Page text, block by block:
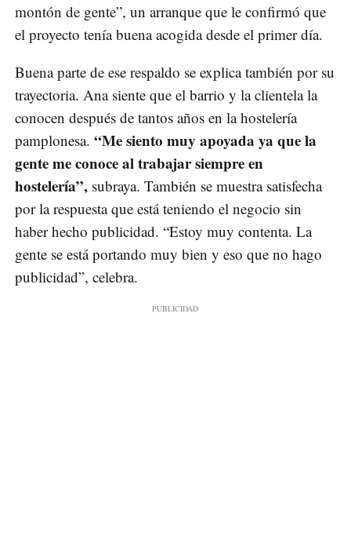
montón de gente”, un arranque que le confirmó que
el proyecto tenía buena acogida desde el primer día.
Buena parte de ese respaldo se explica también por su
trayectoria. Ana siente que el barrio y la clientela la
conocen después de tantos años en la hostelería
pamplonesa. “Me siento muy apoyada ya que la
gente me conoce al trabajar siempre en
hostelería”, subraya. También se muestra satisfecha
por la respuesta que está teniendo el negocio sin
haber hecho publicidad. “Estoy muy contenta. La
gente se está portando muy bien y eso que no hago
publicidad”, celebra.